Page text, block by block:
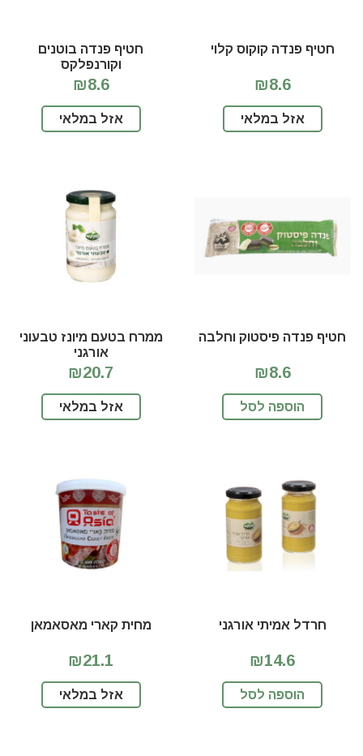
חטיף פנדה קוקוס קלוי
₪8.6
אזל במלאי
חטיף פנדה בוטנים
וקורנפלקס
₪8.6
אזל במלאי
חטיף פנדה פיסטוק וחלבה
₪8.6
הוספה לסל
ממרח בטעם מיונז טבעוני
אורגני
₪20.7
אזל במלאי
חרדל אמיתי אורגני
₪14.6
הוספה לסל
מחית קארי מאסאמאן
₪21.1
אזל במלאי